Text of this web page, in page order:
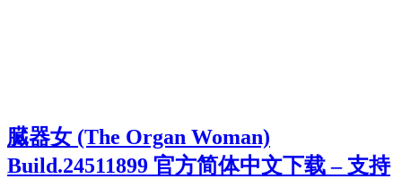
臓器女 (The Organ Woman)
Build.24511899 官方简体中文下载 – 支持